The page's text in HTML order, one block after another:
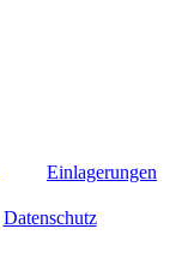
Einlagerungen
Datenschutz